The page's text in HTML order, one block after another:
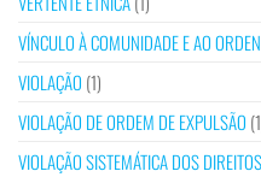
VÍNCULO À COMUNIDADE E AO
VIOLAÇÃO (1)
VIOLAÇÃO DE ORDEM DE EXPULSÃO
VIOLAÇÃO SISTEMÁTICA DOS